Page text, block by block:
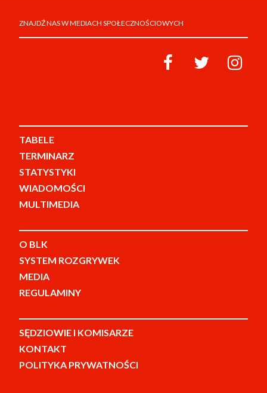
ZNAJDŹ NAS W MEDIACH SPOŁECZNOŚCIOWYCH
TABELE
TERMINARZ
STATYSTYKI
WIADOMOŚCI
MULTIMEDIA
O BLK
SYSTEM ROZGRYWEK
MEDIA
REGULAMINY
SĘDZIOWIE I KOMISARZE
KONTAKT
POLITYKA PRYWATNOŚCI